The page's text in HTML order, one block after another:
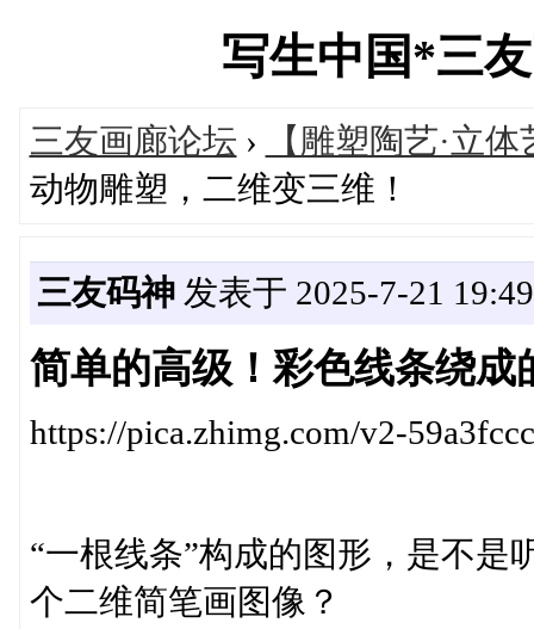
写生中国*三
三友画廊论坛 ›
【雕塑陶艺·立
动物雕塑，二维变三维！
三友码神发表于 2025-7-21
简单的高级！彩色线条绕
https://pica.zhimg.com/v2-
“一根线条”构成的图形，是不是
个二维简笔画图像？